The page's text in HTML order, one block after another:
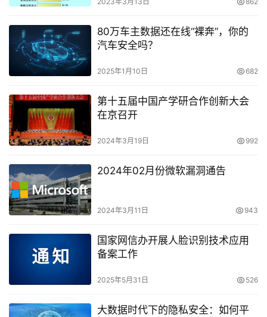
80万车主数据还在线“裸奔”，你的
汽车安全吗？
2025年1月10日 682
第十五届中国产学研合作创新大会
在京召开
2024年3月19日 992
2024年02月份微软漏洞通告
2024年3月11日 943
国家网信办开展人脸识别技术应用
备案工作
2025年5月31日 526
大数据时代下的隐私安全：如何平